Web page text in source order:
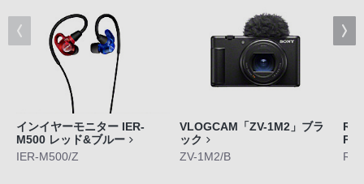
インイヤーモニター IER-
M500 レッド&ブルー
IER-M500/Z
VLOGCAM「ZV-1M2」ブラ
ック
ZV-1M2/B